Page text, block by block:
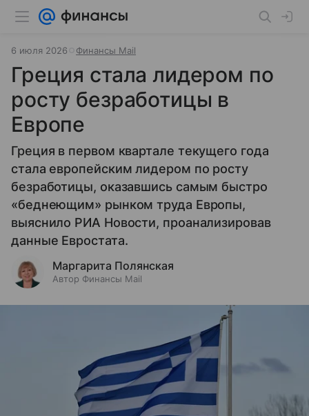
6 июля 2026 Финансы Mail
Греция стала лидером по
росту безработицы в
Европе
Греция в первом квартале текущего года
стала европейским лидером по росту
безработицы, оказавшись самым быстро
«беднеющим» рынком труда Европы,
выяснило РИА Новости, проанализировав
данные Евростата.
Маргарита Полянская
Автор Финансы Mail